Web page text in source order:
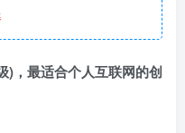
)，最适合个人互联网的创